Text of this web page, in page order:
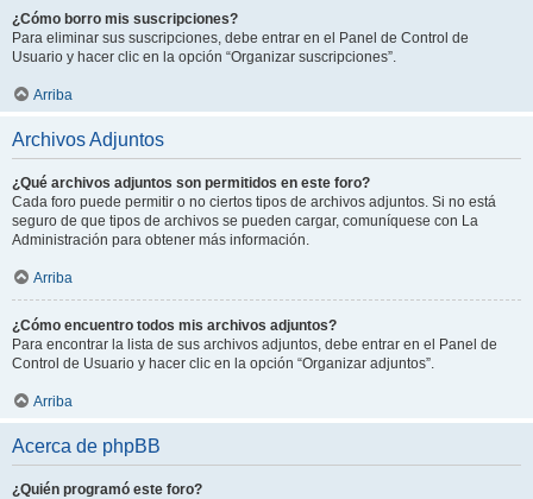
¿Cómo borro mis suscripciones?
Para eliminar sus suscripciones, debe entrar en el Panel de Control de
Usuario y hacer clic en la opción “Organizar suscripciones”.
Arriba
Archivos Adjuntos
¿Qué archivos adjuntos son permitidos en este foro?
Cada foro puede permitir o no ciertos tipos de archivos adjuntos. Si no está
seguro de que tipos de archivos se pueden cargar, comuníquese con La
Administración para obtener más información.
Arriba
¿Cómo encuentro todos mis archivos adjuntos?
Para encontrar la lista de sus archivos adjuntos, debe entrar en el Panel de
Control de Usuario y hacer clic en la opción “Organizar adjuntos”.
Arriba
Acerca de phpBB
¿Quién programó este foro?